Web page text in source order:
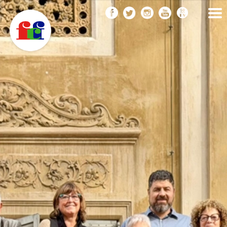
Vés
al
contingut
FEDERACIÓ CATALANA
DE FOTOGRAFIA
F
C
F